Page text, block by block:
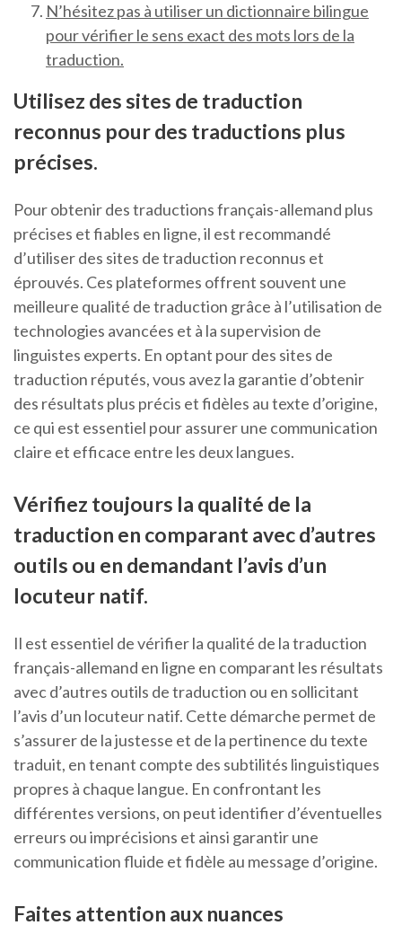
N’hésitez pas à utiliser un dictionnaire bilingue
pour vérifier le sens exact des mots lors de la
traduction.
Utilisez des sites de traduction
reconnus pour des traductions plus
précises.
Pour obtenir des traductions français-allemand plus
précises et fiables en ligne, il est recommandé
d’utiliser des sites de traduction reconnus et
éprouvés. Ces plateformes offrent souvent une
meilleure qualité de traduction grâce à l’utilisation de
technologies avancées et à la supervision de
linguistes experts. En optant pour des sites de
traduction réputés, vous avez la garantie d’obtenir
des résultats plus précis et fidèles au texte d’origine,
ce qui est essentiel pour assurer une communication
claire et efficace entre les deux langues.
Vérifiez toujours la qualité de la
traduction en comparant avec d’autres
outils ou en demandant l’avis d’un
locuteur natif.
Il est essentiel de vérifier la qualité de la traduction
français-allemand en ligne en comparant les résultats
avec d’autres outils de traduction ou en sollicitant
l’avis d’un locuteur natif. Cette démarche permet de
s’assurer de la justesse et de la pertinence du texte
traduit, en tenant compte des subtilités linguistiques
propres à chaque langue. En confrontant les
différentes versions, on peut identifier d’éventuelles
erreurs ou imprécisions et ainsi garantir une
communication fluide et fidèle au message d’origine.
Faites attention aux nuances